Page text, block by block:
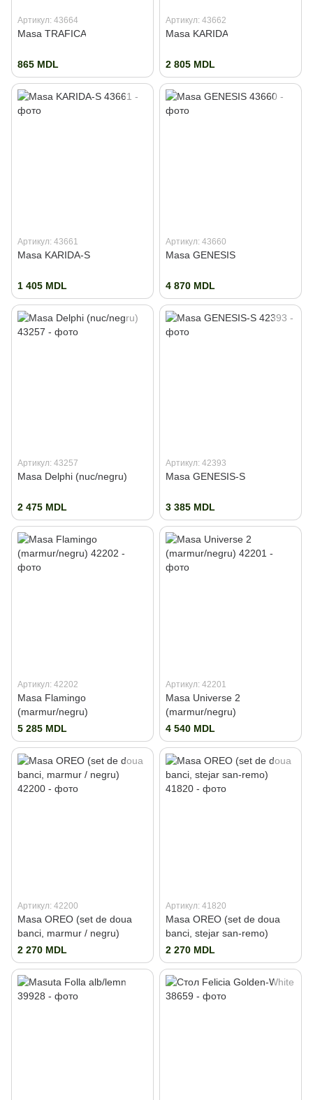
Артикул: 43664
Masa TRAFICA
865 MDL
Артикул: 43662
Masa KARIDA
2 805 MDL
Артикул: 43661
Masa KARIDA-S
1 405 MDL
Артикул: 43660
Masa GENESIS
4 870 MDL
Артикул: 43257
Masa Delphi (nuc/negru)
2 475 MDL
Артикул: 42393
Masa GENESIS-S
3 385 MDL
Артикул: 42202
Masa Flamingo
(marmur/negru)
5 285 MDL
Артикул: 42201
Masa Universe 2
(marmur/negru)
4 540 MDL
Артикул: 42200
Masa OREO (set de doua
banci, marmur / negru)
2 270 MDL
Артикул: 41820
Masa OREO (set de doua
banci, stejar san-remo)
2 270 MDL